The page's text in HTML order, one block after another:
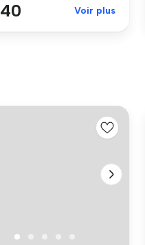
Voir plus